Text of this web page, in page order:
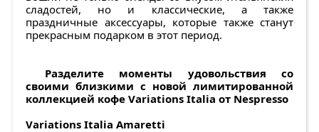
сладостей, но и классические, а также
праздничные аксессуары, которые также станут
прекрасным подарком в этот период.
Разделите моменты удовольствия со
своими близкими с новой лимитированной
коллекцией кофе Variations Italia от Nespresso
Variations Italia Amaretti